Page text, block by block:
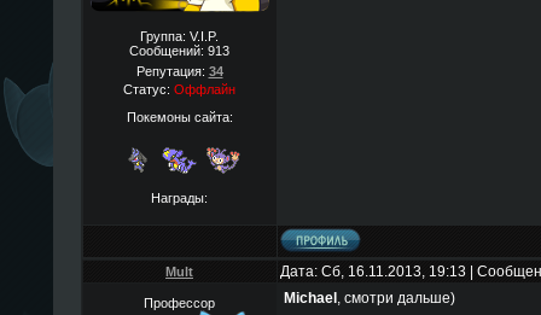
Группа: V.I.P.
Сообщений: 913
Репутация: 34
Статус: Оффлайн
Покемоны сайта:
Награды:
Mult Дата: Сб, 16.11.2013, 19:13 |
Профессор Michael , смотри дальше)